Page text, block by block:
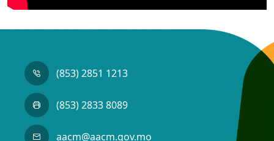
(853) 2851 1213
(853) 2833 8089
aacm@aacm.gov.mo